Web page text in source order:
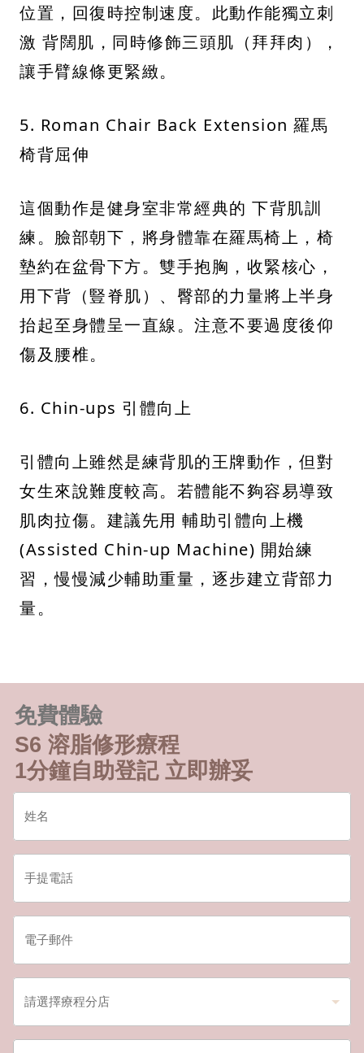
位置，回復時控制速度。此動作能獨立刺
激 背闊肌，同時修飾三頭肌（拜拜肉），
讓手臂線條更緊緻。
5. Roman Chair Back Extension 羅馬
椅背屈伸
這個動作是健身室非常經典的 下背肌訓
練。臉部朝下，將身體靠在羅馬椅上，椅
墊約在盆骨下方。雙手抱胸，收緊核心，
用下背（豎脊肌）、臀部的力量將上半身
抬起至身體呈一直線。注意不要過度後仰
傷及腰椎。
6. Chin-ups 引體向上
引體向上雖然是練背肌的王牌動作，但對
女生來說難度較高。若體能不夠容易導致
肌肉拉傷。建議先用 輔助引體向上機
(Assisted Chin-up Machine) 開始練
習，慢慢減少輔助重量，逐步建立背部力
量。
免費體驗
S6 溶脂修形療程
1分鐘自助登記 立即辦妥